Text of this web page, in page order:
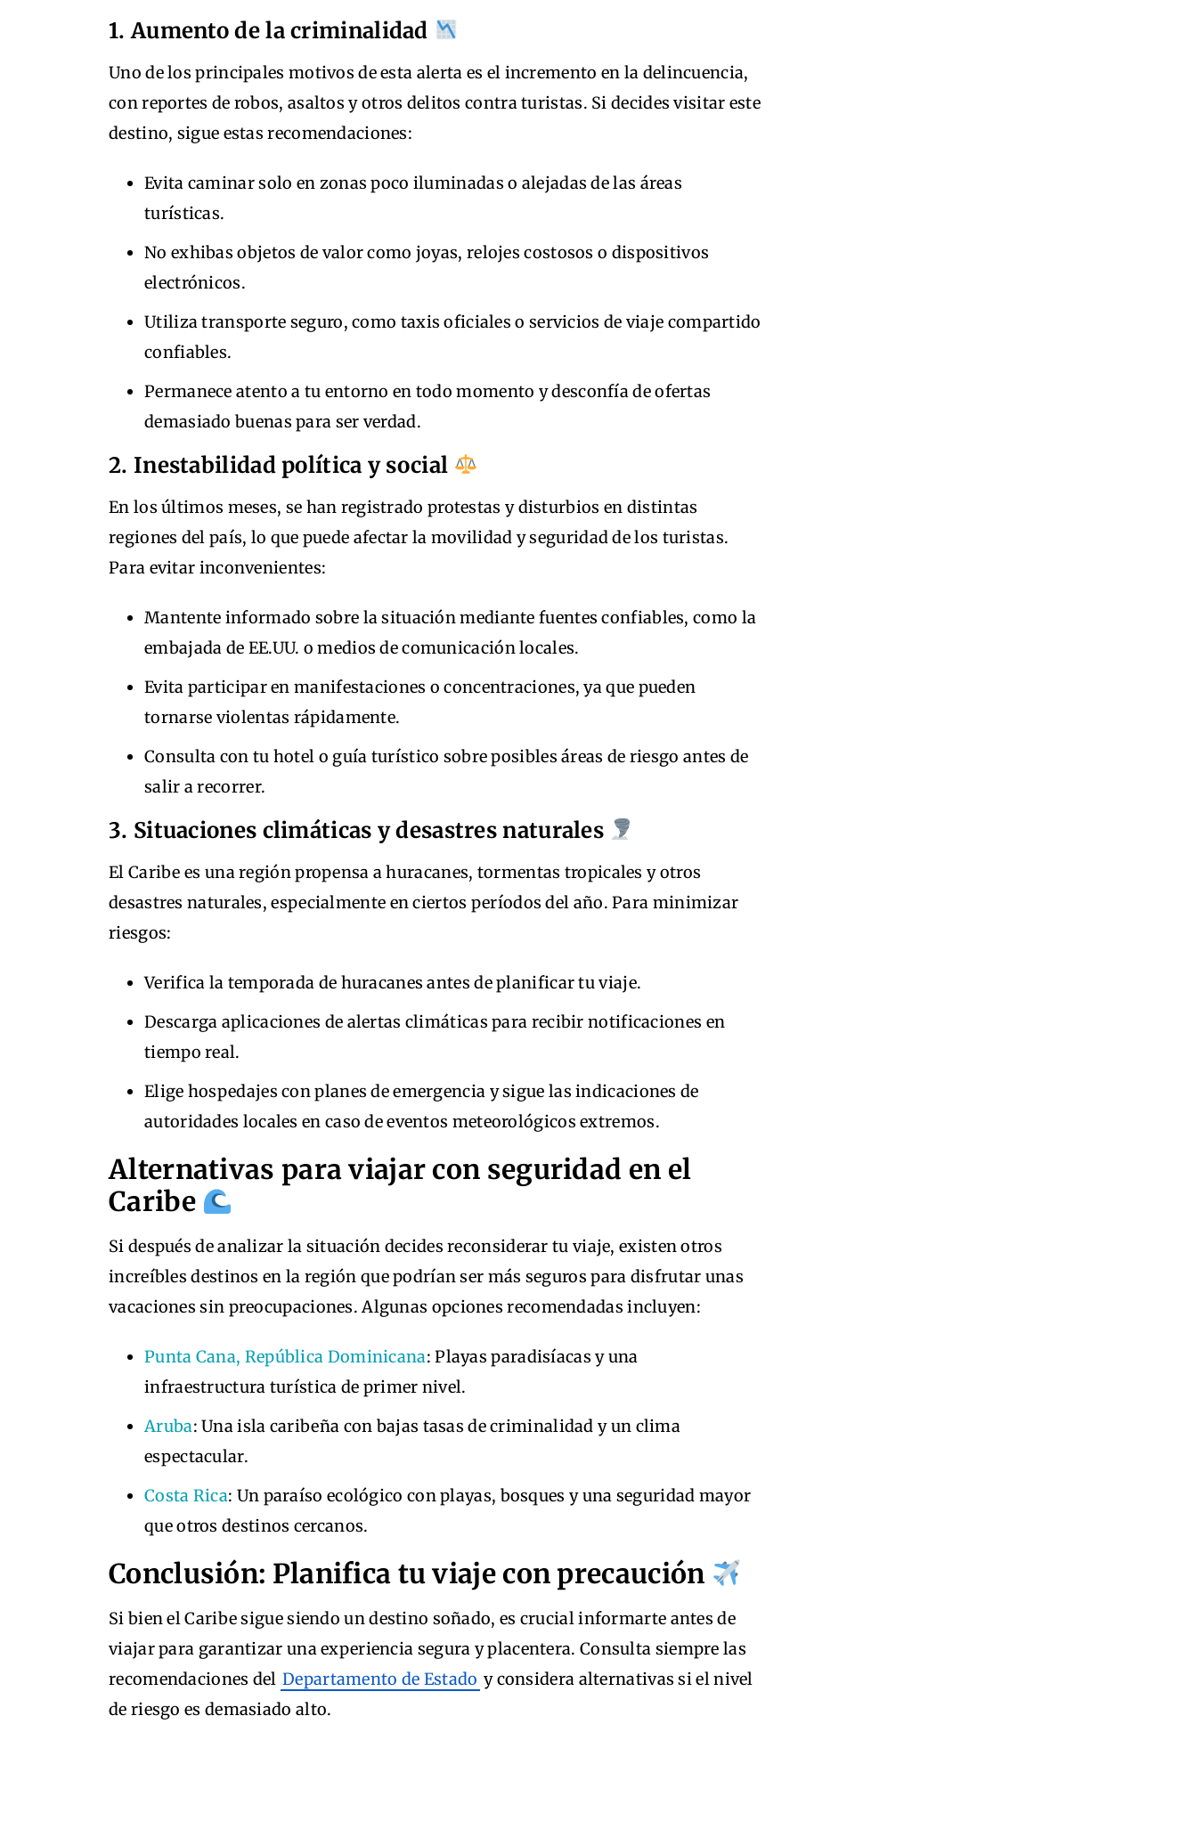
1. Aumento de la criminalidad
Uno de los principales motivos de esta alerta es el incremento en la delincuencia,
con reportes de robos, asaltos y otros delitos contra turistas. Si decides visitar este
destino, sigue estas recomendaciones:
Evita caminar solo en zonas poco iluminadas o alejadas de las áreas
turísticas.
No exhibas objetos de valor como joyas, relojes costosos o dispositivos
electrónicos.
Utiliza transporte seguro, como taxis oficiales o servicios de viaje compartido
confiables.
Permanece atento a tu entorno en todo momento y desconfía de ofertas
demasiado buenas para ser verdad.
2. Inestabilidad política y social
En los últimos meses, se han registrado protestas y disturbios en distintas
regiones del país, lo que puede afectar la movilidad y seguridad de los turistas.
Para evitar inconvenientes:
Mantente informado sobre la situación mediante fuentes confiables, como la
embajada de EE.UU. o medios de comunicación locales.
Evita participar en manifestaciones o concentraciones, ya que pueden
tornarse violentas rápidamente.
Consulta con tu hotel o guía turístico sobre posibles áreas de riesgo antes de
salir a recorrer.
3. Situaciones climáticas y desastres naturales
El Caribe es una región propensa a huracanes, tormentas tropicales y otros
desastres naturales, especialmente en ciertos períodos del año. Para minimizar
riesgos:
Verifica la temporada de huracanes antes de planificar tu viaje.
Descarga aplicaciones de alertas climáticas para recibir notificaciones en
tiempo real.
Elige hospedajes con planes de emergencia y sigue las indicaciones de
autoridades locales en caso de eventos meteorológicos extremos.
Alternativas para viajar con seguridad en el
Caribe
Si después de analizar la situación decides reconsiderar tu viaje, existen otros
increíbles destinos en la región que podrían ser más seguros para disfrutar unas
vacaciones sin preocupaciones. Algunas opciones recomendadas incluyen:
Punta Cana, República Dominicana: Playas paradisíacas y una
infraestructura turística de primer nivel.
Aruba: Una isla caribeña con bajas tasas de criminalidad y un clima
espectacular.
Costa Rica: Un paraíso ecológico con playas, bosques y una seguridad mayor
que otros destinos cercanos.
Conclusión: Planifica tu viaje con precaución
Si bien el Caribe sigue siendo un destino soñado, es crucial informarte antes de
viajar para garantizar una experiencia segura y placentera. Consulta siempre las
recomendaciones del Departamento de Estado y considera alternativas si el nivel
de riesgo es demasiado alto.